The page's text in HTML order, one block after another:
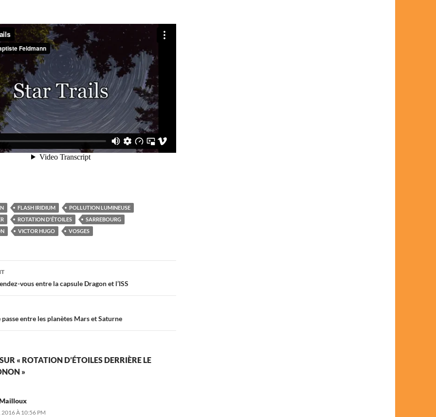
FLASH IRIDIUM
POLLUTION LUMINEUSE
ROTATION D'ÉTOILES
SARREBOURG
VICTOR HUGO VOSGES
vous entre la capsule Dragon et l’ISS
entre les planètes Mars et Saturne
« ROTATION D’ÉTOILES DERRIÈRE LE
»
2016 À 10:56 PM